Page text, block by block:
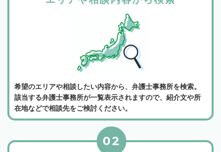
希望のエリアや相談したい内容から、弁護士事務所を検索。
該当する弁護士事務所が一覧表示されますので、紹介文や所
在地などで相談先をご検討ください。
02